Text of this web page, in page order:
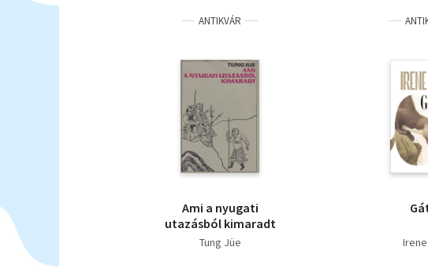
ANTIKVÁR
Ami a nyugati
utazásból kimaradt
Tung Jüe